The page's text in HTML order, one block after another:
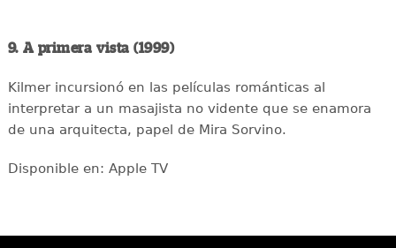
9. A primera vista (1999)
Kilmer incursionó en las películas románticas al
interpretar a un masajista no vidente que se enamora
de una arquitecta, papel de Mira Sorvino.
Disponible en: Apple TV